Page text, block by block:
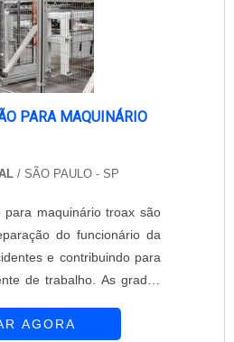
PARA MAQUINÁRIO
/ SÃO PAULO - SP
maquinário troax são
do funcionário da
e contribuindo para
de trabalho. As grades
o sistema de segurança
AGORA